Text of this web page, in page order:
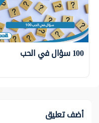
100 سؤال في الحب
أضف تعليق